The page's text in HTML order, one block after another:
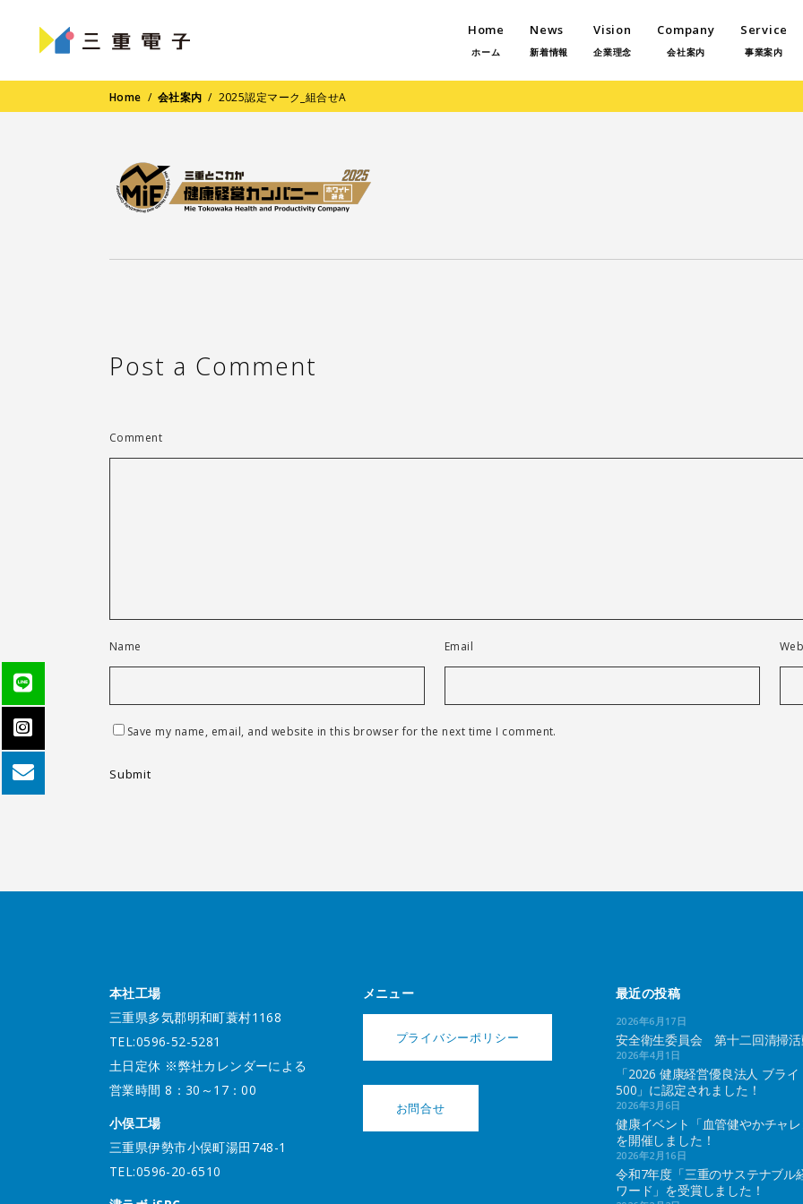
Home
ホーム
News
新着情報
Vision
企業理念
Company
会社案内
Service
事業案内
Home / 会社案内 / 2025認定マーク_組合せA
Post a Comment
Comment
Name Email
Save my name, email, and website in this browser for the next time I comment.
本社工場
三重県多気郡明和町蓑村1168
TEL:0596-52-5281
土日定休 ※弊社カレンダーによる
営業時間 8：30～17：00
小俣工場
三重県伊勢市小俣町湯田748-1
TEL:0596-20-6510
メニュー
プライバシーポリシー
お問合せ
最近の投稿
2026年6月17日
安全衛生委員会 第十二回清掃
2026年4月1日
「2026 健康経営優良法人 ブライ
500」に認定されました！
2026年3月6日
健康イベント「血管健やかチャ
を開催しました！
2026年2月16日
令和7年度「三重のサステナブル
ワード」を受賞しました！